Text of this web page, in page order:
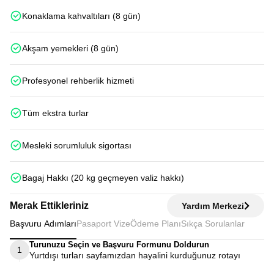
Konaklama kahvaltıları (8 gün)
Akşam yemekleri (8 gün)
Profesyonel rehberlik hizmeti
Tüm ekstra turlar
Mesleki sorumluluk sigortası
Bagaj Hakkı (20 kg geçmeyen valiz hakkı)
Merak Ettikleriniz
Yardım Merkezi
Başvuru AdımlarıPasaport VizeÖdeme Planı Sıkça Sorulanlar
1
Turunuzu Seçin ve Başvuru Formunu Doldurun
Yurtdışı turları sayfamızdan hayalini kurduğunuz rotayı